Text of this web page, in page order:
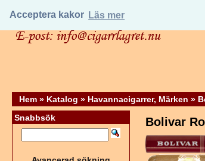
Acceptera kakor Läs mer
Hem » Katalog » Havannacigarrer, Märken »
Bolivar
Snabbsök